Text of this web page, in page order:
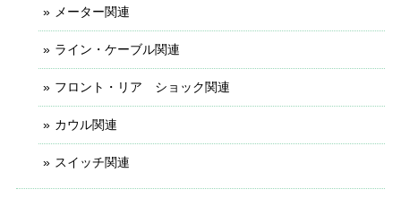
メーター関連
ライン・ケーブル関連
フロント・リア ショック関連
カウル関連
スイッチ関連